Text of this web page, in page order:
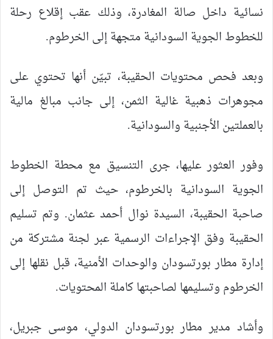
نسائية داخل صالة المغادرة، وذلك عقب إقلاع رحلة
للخطوط الجوية السودانية متجهة إلى الخرطوم.
وبعد فحص محتويات الحقيبة، تبيّن أنها تحتوي على
مجوهرات ذهبية غالية الثمن، إلى جانب مبالغ مالية
بالعملتين الأجنبية والسودانية.
وفور العثور عليها، جرى التنسيق مع محطة الخطوط
الجوية السودانية بالخرطوم، حيث تم التوصل إلى
صاحبة الحقيبة، السيدة نوال أحمد عثمان. وتم تسليم
الحقيبة وفق الإجراءات الرسمية عبر لجنة مشتركة من
إدارة مطار بورتسودان والوحدات الأمنية، قبل نقلها إلى
الخرطوم وتسليمها لصاحبتها كاملة المحتويات.
وأشاد مدير مطار بورتسودان الدولي، موسى جبريل،